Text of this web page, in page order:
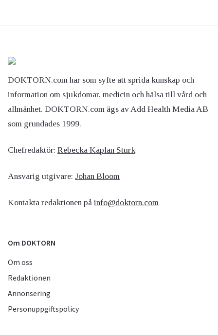
DOKTORN.com har som syfte att sprida kunskap och
information om sjukdomar, medicin och hälsa till vård och
allmänhet. DOKTORN.com ägs av Add Health Media AB
som grundades 1999.
Chefredaktör: Rebecka Kaplan Sturk
Ansvarig utgivare: Johan Bloom
Kontakta redaktionen på info@doktorn.com
Om DOKTORN
Om oss
Redaktionen
Annonsering
Personuppgiftspolicy